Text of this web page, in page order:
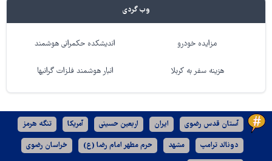
وب گردی
مزایده خودرو اندیشکده حکمرانی هوشمند
هزینه سفر به کربلا انبار هوشمند فلزات گرانبها
آستان قدس رضوی ایران اربعین حسینی آمریکا تنگه هرمز
دونالد ترامپ مشهد حرم مطهر امام رضا (ع) خراسان رضوی